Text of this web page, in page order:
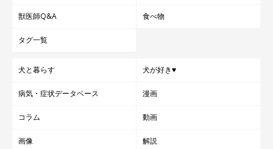
獣医師Q&A 食べ物
タグ一覧
犬と暮らす 犬が好き♥
病気・症状データベース 漫画
コラム 動画
画像 解説